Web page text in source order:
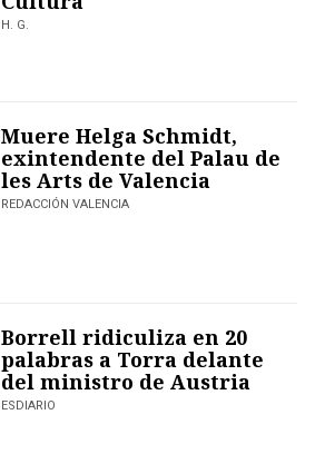
H. G.
Muere Helga Schmidt,
exintendente del Palau de
les Arts de Valencia
REDACCIÓN VALENCIA
Borrell ridiculiza en 20
palabras a Torra delante
del ministro de Austria
ESDIARIO